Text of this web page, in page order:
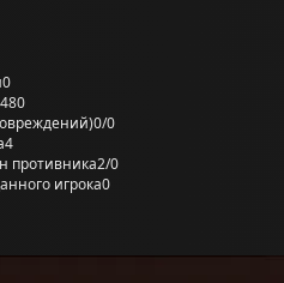
0
480
0/0
4
противника2/0
игрока0